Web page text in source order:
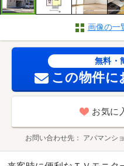
画像の一
無料・
この物件に
お気に
お問い合わせ先 アパマンシ